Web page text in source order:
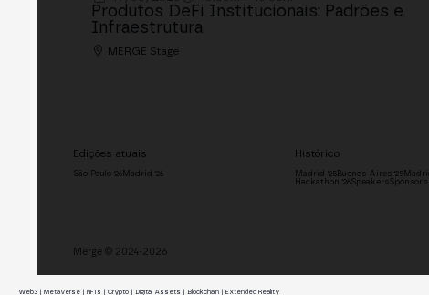
Produtos DeFi Institucionais: Padrões e
Infraestrutura
MERGE Stage
Edições atuais
São Paulo '26 Madrid '26
Histórico
Madrid '25Buenos Aires '25
Hackathon '26 Speakers
Merge © 2024-2026
Web3 | Metaverse | NFTs | Crypto | Digital Assets | Blockchain | Extended Reality